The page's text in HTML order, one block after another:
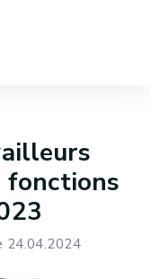
fonctions
24.04.2024